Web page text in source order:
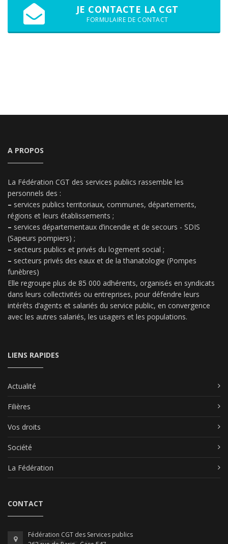
JE CONTACTE LA CGT
FORMULAIRE DE CONTACT
A PROPOS
La Fédération CGT des services publics rassemble les
personnels des :
– services publics territoriaux, communes, départements,
régions et leurs établissements ;
– services départementaux d’incendie et de secours - SDIS
(Sapeurs pompiers) ;
– secteurs publics et privés du logement social ;
– secteurs privés des eaux et de la thanatologie (Pompes
funèbres)
Elle regroupe plus de 85 000 adhérents, organisés en syndicats
dans leurs collectivités ou entreprises, pour défendre leurs
intérêts d’agents et salariés du service public, en convergence
avec les autres salariés, les usagers et les populations.
LIENS RAPIDES
Actualité
Filières
Vos droits
Société
La Fédération
CONTACT
Fédération CGT des Services publics